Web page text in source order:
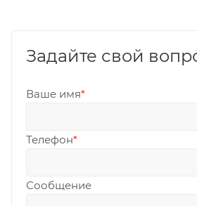
Задайте свой
Ваше имя*
Телефон*
Сообщение